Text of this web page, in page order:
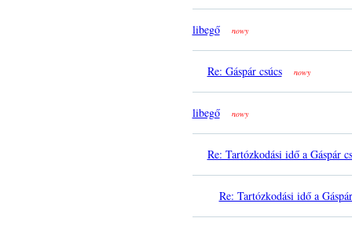
libegő nowy
Re: Gáspár csúcs nowy
libegő nowy
Re: Tartózkodási idő a Gáspár
Re: Tartózkodási idő a